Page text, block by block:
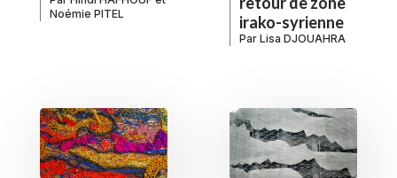
Noémie PITEL
irako-syrienne
Par Lisa DJOUAHRA